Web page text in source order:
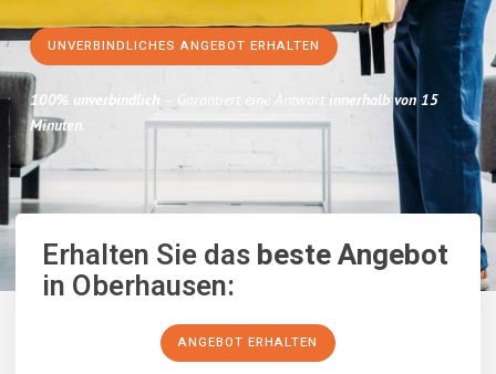
UNVERBINDLICHES ANGEBOT ERHALTEN
100% unverbindlich – Garantiert eine Antwort innerhalb von 15
Minuten.
Erhalten Sie dasbeste Angebot
in Oberhausen:
ANGEBOT ERHALTEN